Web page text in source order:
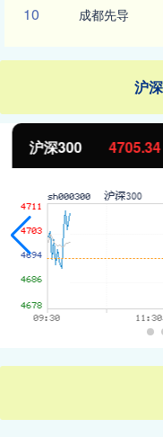
10 成都先导
沪
北证50